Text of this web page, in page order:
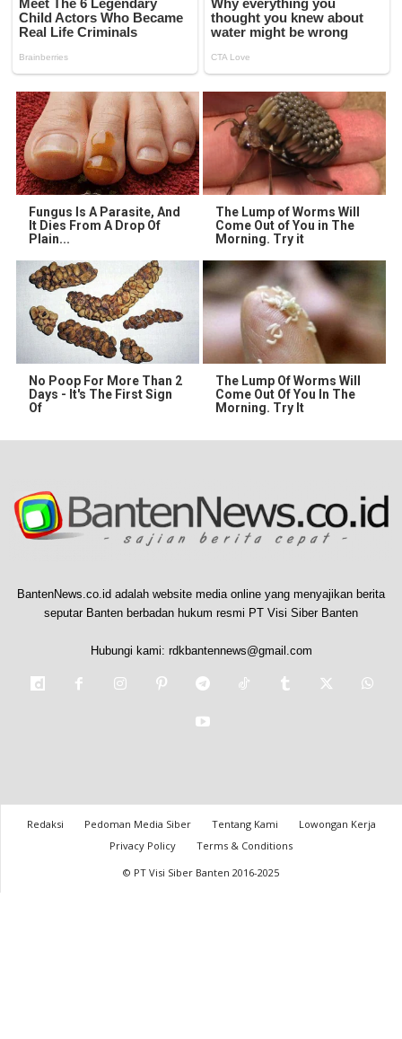
Fungus Is A Parasite, And
It Dies From A Drop Of
Plain...
The Lump of Worms Will
Come Out of You in The
Morning. Try it
No Poop For More Than 2
Days - It's The First Sign
Of
The Lump Of Worms Will
Come Out Of You In The
Morning. Try It
BantenNews.co.id adalah website media online yang menyajikan berita
seputar Banten berbadan hukum resmi PT Visi Siber Banten
Hubungi kami: rdkbantennews@gmail.com
Redaksi Pedoman Media Siber Tentang Kami
Lowongan Kerja
Privacy Policy
Terms & Conditions
© PT Visi Siber Banten 2016-2025